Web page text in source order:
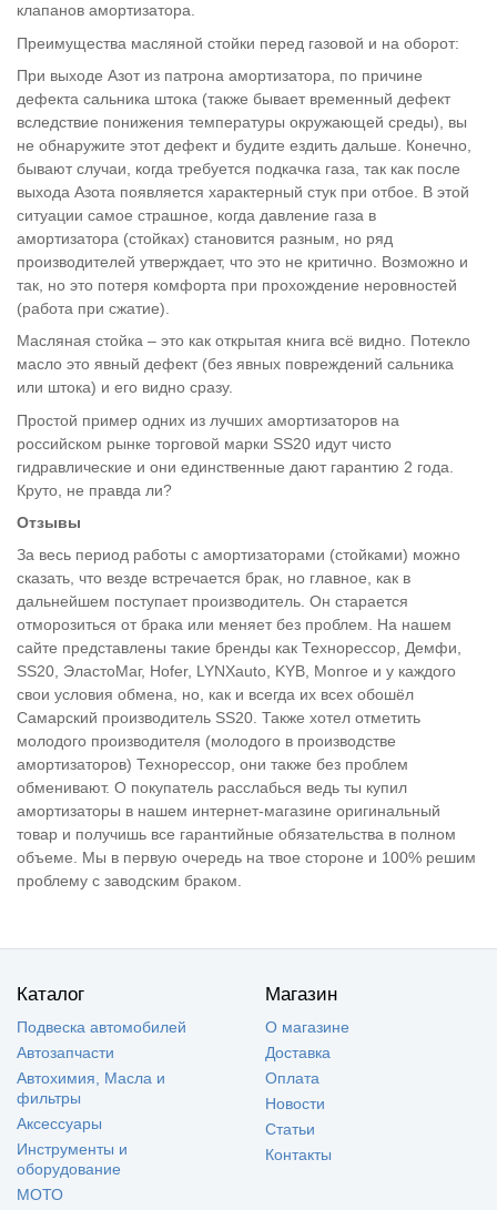
клапанов амортизатора.
Преимущества масляной стойки перед газовой и на оборот:
При выходе Азот из патрона амортизатора, по причине
дефекта сальника штока (также бывает временный дефект
вследствие понижения температуры окружающей среды), вы
не обнаружите этот дефект и будите ездить дальше. Конечно,
бывают случаи, когда требуется подкачка газа, так как после
выхода Азота появляется характерный стук при отбое. В этой
ситуации самое страшное, когда давление газа в
амортизатора (стойках) становится разным, но ряд
производителей утверждает, что это не критично. Возможно и
так, но это потеря комфорта при прохождение неровностей
(работа при сжатие).
Масляная стойка – это как открытая книга всё видно. Потекло
масло это явный дефект (без явных повреждений сальника
или штока) и его видно сразу.
Простой пример одних из лучших амортизаторов на
российском рынке торговой марки SS20 идут чисто
гидравлические и они единственные дают гарантию 2 года.
Круто, не правда ли?
Отзывы
За весь период работы с амортизаторами (стойками) можно
сказать, что везде встречается брак, но главное, как в
дальнейшем поступает производитель. Он старается
отморозиться от брака или меняет без проблем. На нашем
сайте представлены такие бренды как Технорессор, Демфи,
SS20, ЭластоМаг, Hofer, LYNXauto, KYB, Monroe и у каждого
свои условия обмена, но, как и всегда их всех обошёл
Самарский производитель SS20. Также хотел отметить
молодого производителя (молодого в производстве
амортизаторов) Технорессор, они также без проблем
обменивают. О покупатель расслабься ведь ты купил
амортизаторы в нашем интернет-магазине оригинальный
товар и получишь все гарантийные обязательства в полном
объеме. Мы в первую очередь на твое стороне и 100% решим
проблему с заводским браком.
Каталог
Подвеска автомобилей
Автозапчасти
Автохимия, Масла и
фильтры
Аксессуары
Инструменты и
оборудование
МОТО
Магазин
О магазине
Доставка
Оплата
Новости
Статьи
Контакты